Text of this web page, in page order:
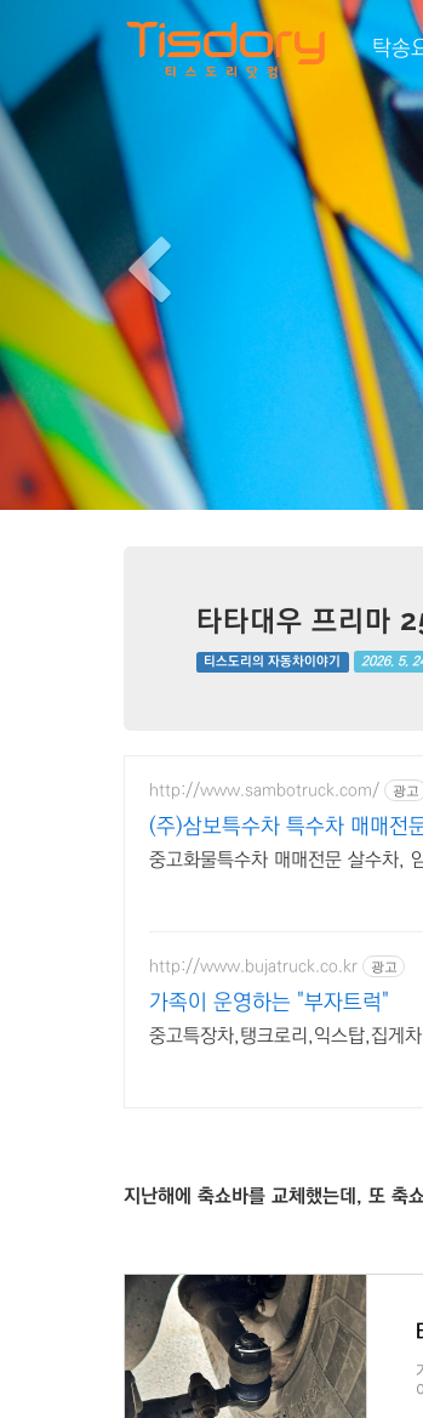
탁송
Previous
타타대우 프리마
티스도리의 자동차이야기 2026. 5.
http://www.sambotruck.com/ 광고
(주)삼보특수차 특수차 매매전
중고화물특수차 매매전문 살수차,
http://www.bujatruck.co.kr 광고
가족이 운영하는 "부자트럭"
중고특장차,탱크로리,익스탑,집게
지난해에 축쇼바를 교체했는데, 또 축